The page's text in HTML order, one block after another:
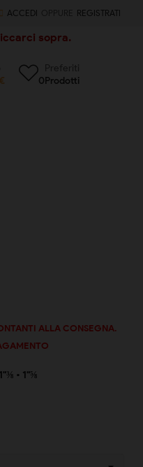
ACCEDI REGISTRATI
sopra.
0Prodotti
ALLA CONSEGNA.
⅜ • 1"⅝